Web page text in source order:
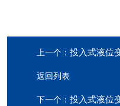
上一个： 投入式液位
返回列表
下一个： 投入式液位